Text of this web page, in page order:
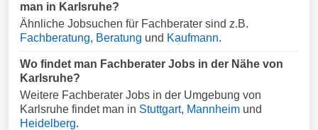
man in Karlsruhe?
Ähnliche Jobsuchen für Fachberater sind z.B.
Fachberatung, Beratung und Kaufmann.
Wo findet man Fachberater Jobs in der Nähe von
Karlsruhe?
Weitere Fachberater Jobs in der Umgebung von
Karlsruhe findet man in Stuttgart, Mannheim und
Heidelberg.